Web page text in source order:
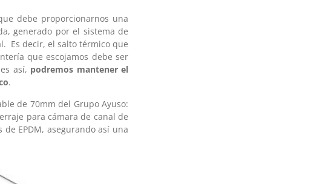
debe proporcionarnos una
generado por el sistema de
Es decir, el salto térmico que
que escojamos debe ser
así, podremos mantener el
.
de 70mm del Grupo Ayuso:
para cámara de canal de
EPDM, asegurando así una